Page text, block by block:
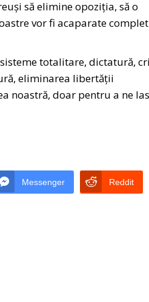
să elimine opoziția, să o
vor fi acaparate
totalitare, dictatură,
eliminarea libertății
noastră, doar pentru a ne
Messenger Reddit